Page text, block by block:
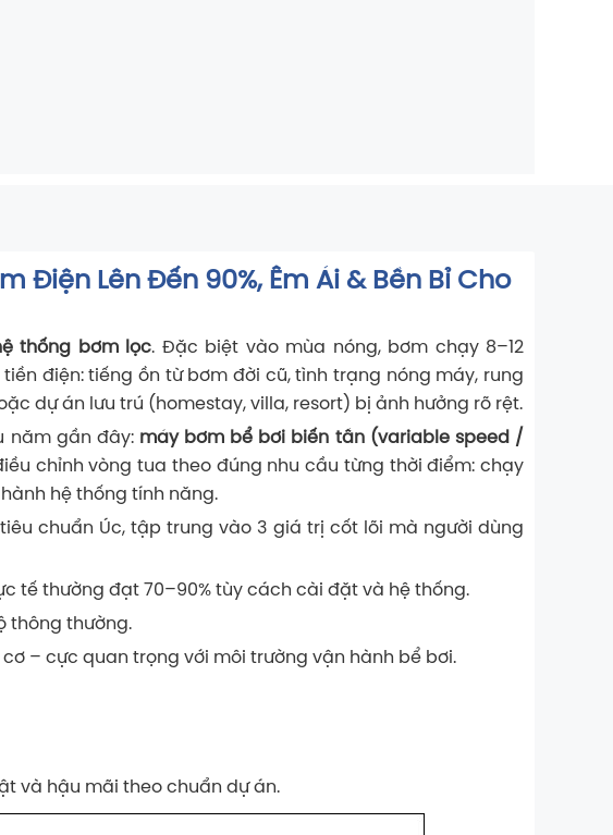
Điện Lên Đến 90%, Êm Ái & Bền Bỉ Cho
thống bơm lọc. Đặc biệt vào mùa nóng, bơm chạy 8–12
điện: tiếng ồn từ bơm đời cũ, tình trạng nóng máy, rung
dự án lưu trú (homestay, villa, resort) bị ảnh hưởng rõ rệt.
năm gần đây: máy bơm bể bơi biến tần (variable speed /
chỉnh vòng tua theo đúng nhu cầu từng thời điểm: chạy
hệ thống tính năng.
chuẩn Úc, tập trung vào 3 giá trị cốt lõi mà người dùng
tế thường đạt 70–90% tùy cách cài đặt và hệ thống.
thông thường.
– cực quan trọng với môi trường vận hành bể bơi.
và hậu mãi theo chuẩn dự án.